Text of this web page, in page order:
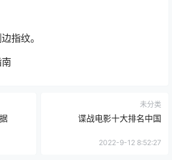
指纹。
未分类
谍战电影十大排名中国
2022-9-12 8:52:27